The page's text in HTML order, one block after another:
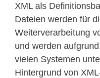
XML als
Dateien werden für
Weiterverarbeitung
und werden
vielen Systemen
Hintergrund von